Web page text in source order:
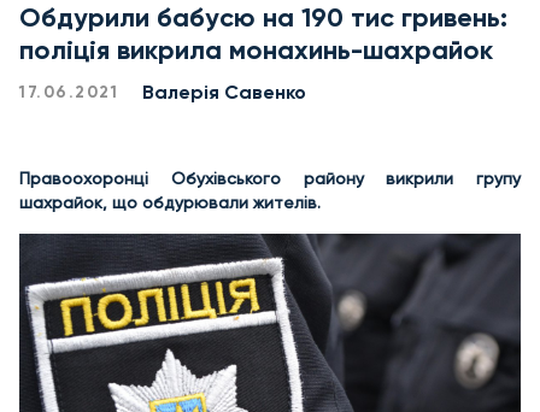
Обдурили бабусю на 190 тис гривень:
поліція викрила монахинь-шахрайок
17.06.2021 Валерія Савенко
Правоохоронці Обухівського району викрили групу
шахрайок, що обдурювали жителів.